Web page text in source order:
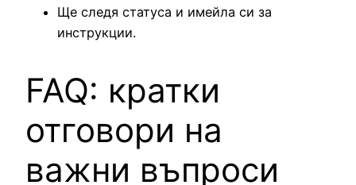
Ще следя статуса и имейла си за
инструкции.
FAQ: кратки
отговори на
важни въпроси